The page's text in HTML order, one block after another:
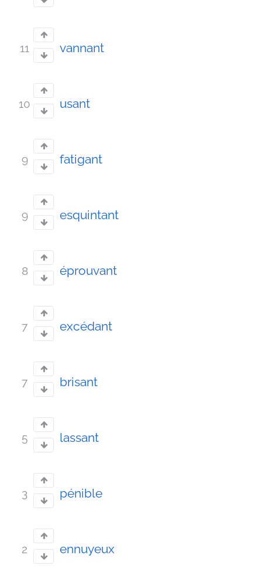
11 vannant
10 usant
9 fatigant
9 esquintant
8 éprouvant
7 excédant
7 brisant
5 lassant
3 pénible
2 ennuyeux